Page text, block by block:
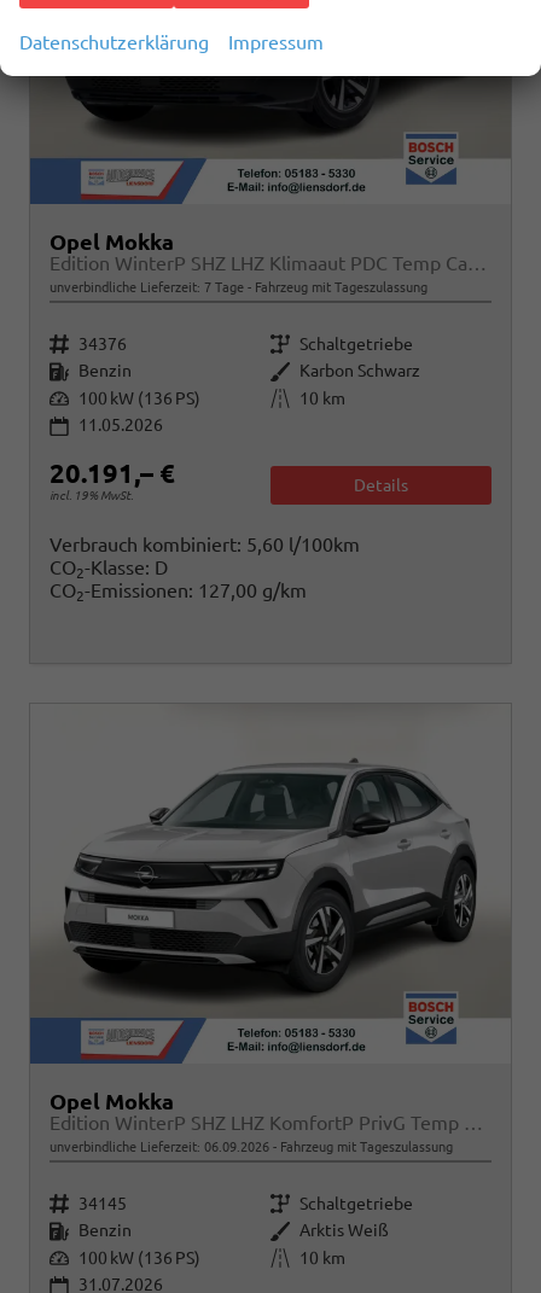
Opel Mokka
Edition WinterP SHZ LHZ Klimaaut PDC Temp CarPlay
unverbindliche Lieferzeit: 7 Tage Fahrzeug mit Tageszulassung
Fahrzeugnr. 34376 Getriebe Schaltgetriebe
Kraftstoff Benzin Außenfarbe Karbon Schwarz
Leistung 100 kW (136 PS) Kilometerstand
10 km
11.05.2026
20.191,– €
incl. 19% MwSt.
Details
Verbrauch kombiniert: 5,60 l/100km
CO2-Klasse: D
CO2-Emissionen: 127,00 g/km
Opel Mokka
Edition WinterP SHZ LHZ KomfortP PrivG Temp PDC
unverbindliche Lieferzeit: 06.09.2026 Fahrzeug mit Tageszulassung
Fahrzeugnr. 34145 Getriebe Schaltgetriebe
Kraftstoff Benzin Außenfarbe Arktis Weiß
Leistung 100 kW (136 PS) Kilometerstand
10 km
31.07.2026
Datenschutzerklärung Impressum